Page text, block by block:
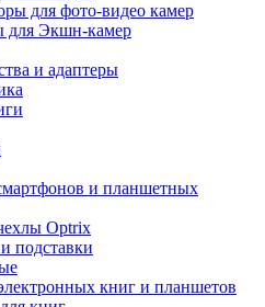
для фото-видео камер
для Экшн-камер
и адаптеры
и планшетных
Optrix
подставки
книг и планшетов